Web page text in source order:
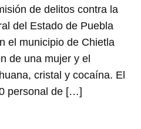
de delitos contra la
del Estado de Puebla
el municipio de Chietla
de una mujer y el
cristal y cocaína. El
personal de […]